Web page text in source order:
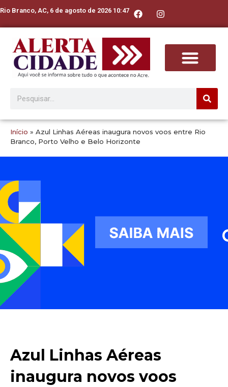
Rio Branco, AC, 6 de agosto de 2026 10:47
Início » Azul Linhas Aéreas inaugura novos voos entre Rio
Branco, Porto Velho e Belo Horizonte
Azul Linhas Aéreas
inaugura novos voos